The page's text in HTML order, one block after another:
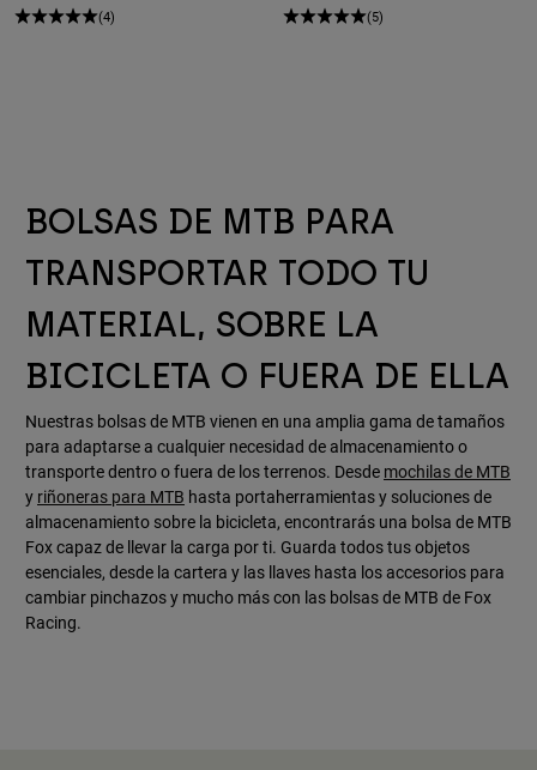
(4)
(5)
BOLSAS DE MTB PARA
TRANSPORTAR TODO TU
MATERIAL, SOBRE LA
BICICLETA O FUERA DE ELLA
Nuestras bolsas de MTB vienen en una amplia gama de tamaños
para adaptarse a cualquier necesidad de almacenamiento o
transporte dentro o fuera de los terrenos. Desde mochilas de MTB
y riñoneras para MTB hasta portaherramientas y soluciones de
almacenamiento sobre la bicicleta, encontrarás una bolsa de MTB
Fox capaz de llevar la carga por ti. Guarda todos tus objetos
esenciales, desde la cartera y las llaves hasta los accesorios para
cambiar pinchazos y mucho más con las bolsas de MTB de Fox
Racing.